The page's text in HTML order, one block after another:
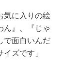
気に入りの絵
ん』、『じゃ
で面白いんだ
ズです」